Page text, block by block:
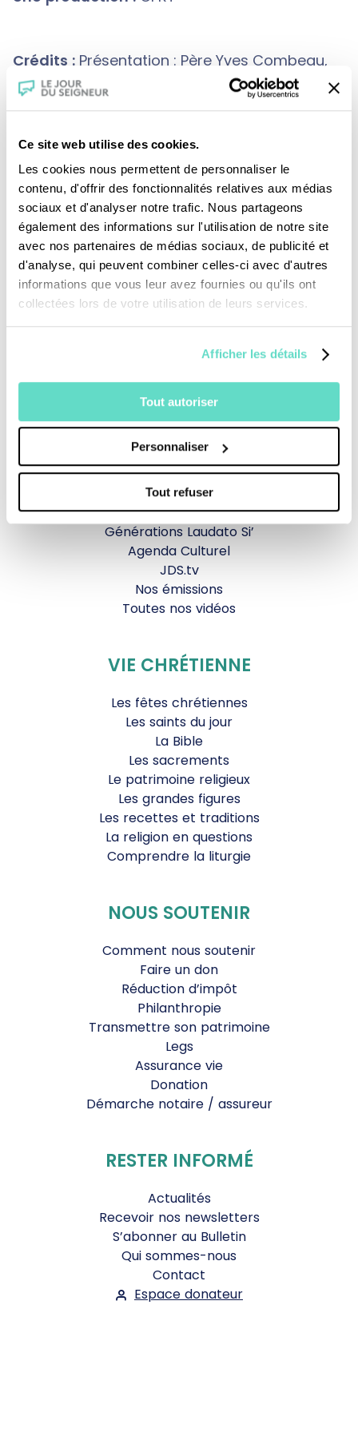
Ce site web utilise des cookies.
Les cookies nous permettent de personnaliser le
contenu, d'offrir des fonctionnalités relatives aux médias
sociaux et d'analyser notre trafic. Nous partageons
également des informations sur l'utilisation de notre site
avec nos partenaires de médias sociaux, de publicité et
d'analyse, qui peuvent combiner celles-ci avec d'autres
informations que vous leur avez fournies ou qu'ils ont
collectées lors de votre utilisation de leurs services.
Afficher les détails
Tout autoriser
Personnaliser
Tout refuser
Crédits : Présentation : Père Yves Combeau,
o.p.
Graphisme et illustration musicale : Aurélien
Boeri
Je fais un don
Revoir la messe du 09 août 2026
TOUS NOS PROGRAMMES
Magazine Le Jour du Seigneur
Documentaires
Parole Inattendue
Tous Frères
Générations Laudato Si’
Agenda Culturel
JDS.tv
Nos émissions
Toutes nos vidéos
VIE CHRÉTIENNE
Les fêtes chrétiennes
Les saints du jour
La Bible
Les sacrements
Le patrimoine religieux
Les grandes figures
Les recettes et traditions
La religion en questions
Comprendre la liturgie
NOUS SOUTENIR
Comment nous soutenir
Faire un don
Réduction d’impôt
Philanthropie
Transmettre son patrimoine
Legs
Assurance vie
Donation
Démarche notaire / assureur
RESTER INFORMÉ
Actualités
Recevoir nos newsletters
S’abonner au Bulletin
Qui sommes-nous
Contact
Espace donateur